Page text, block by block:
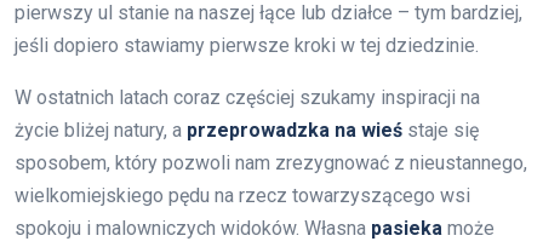
pierwszy ul stanie na naszej łące lub działce – tym bardziej,
jeśli dopiero stawiamy pierwsze kroki w tej dziedzinie.
W ostatnich latach coraz częściej szukamy inspiracji na
życie bliżej natury, a przeprowadzka na wieś staje się
sposobem, który pozwoli nam zrezygnować z nieustannego,
wielkomiejskiego pędu na rzecz towarzyszącego wsi
spokoju i malowniczych widoków. Własna pasieka może